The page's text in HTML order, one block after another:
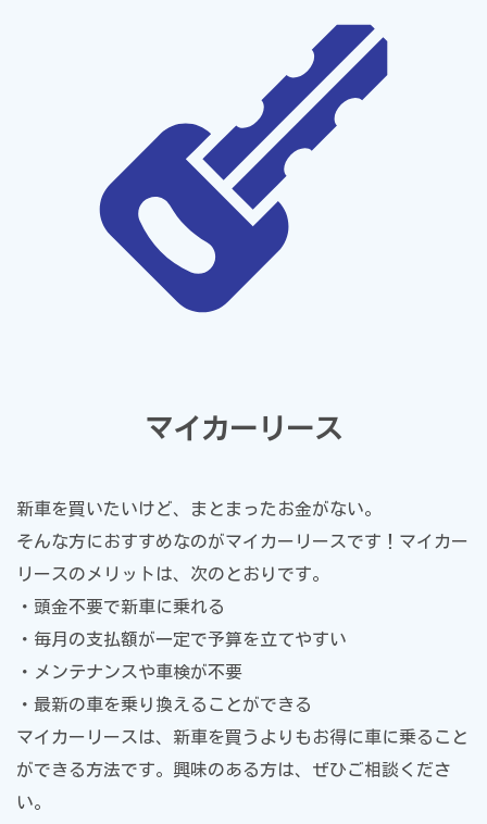
マイカーリース
新車を買いたいけど、まとまったお金がない。
そんな方におすすめなのがマイカーリースです！マイカー
リースのメリットは、次のとおりです。
・頭金不要で新車に乗れる
・毎月の支払額が一定で予算を立てやすい
・メンテナンスや車検が不要
・最新の車を乗り換えることができる
マイカーリースは、新車を買うよりもお得に車に乗ること
ができる方法です。興味のある方は、ぜひご相談くださ
い。